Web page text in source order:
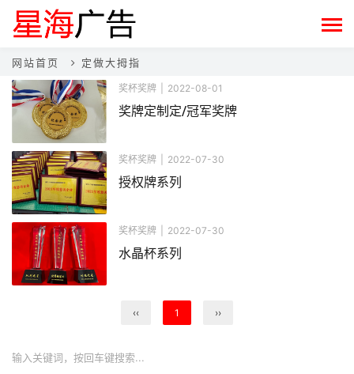
网站首页 定做大拇指
奖杯奖牌 2022-08-01
奖牌定制定/冠军奖牌
奖杯奖牌 2022-07-30
授权牌系列
奖杯奖牌 2022-07-30
水晶杯系列
‹‹ 1 ››